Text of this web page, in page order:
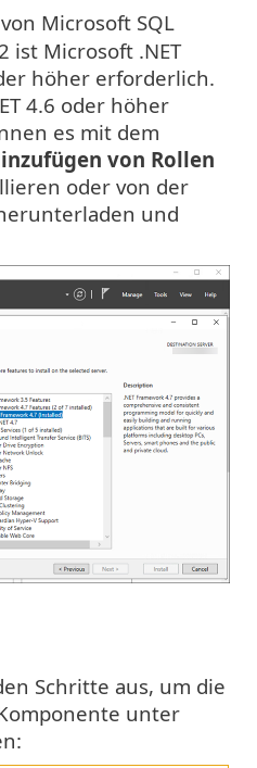
Microsoft SQL
ist Microsoft .NET
höher erforderlich.
4.6 oder höher
es mit dem
von Rollen
oder von der
und
Schritte aus, um die
Komponente unter